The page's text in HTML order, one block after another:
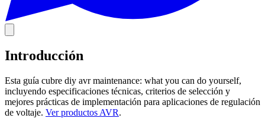
Introducción
Esta guía cubre diy avr maintenance: what you can do yourself,
incluyendo especificaciones técnicas, criterios de selección y
mejores prácticas de implementación para aplicaciones de regulación
de voltaje. Ver productos AVR.